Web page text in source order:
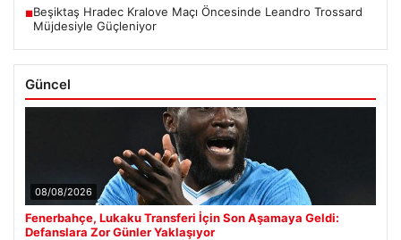
■Beşiktaş Hradec Kralove Maçı Öncesinde Leandro Trossard
Müjdesiyle Güçleniyor
Güncel
08/08/2026
Fenerbahçe, Lukaku Transferi İçin Son Aşamaya Geldi:
Defanslara Zor Günler Yaklaşıyor